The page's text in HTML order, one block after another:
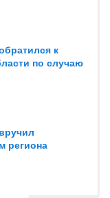
к
по случаю
региона